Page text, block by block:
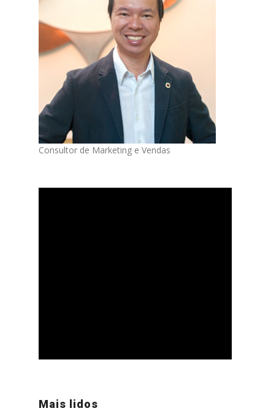
Consultor de Marketing e Vendas
Mais lidos